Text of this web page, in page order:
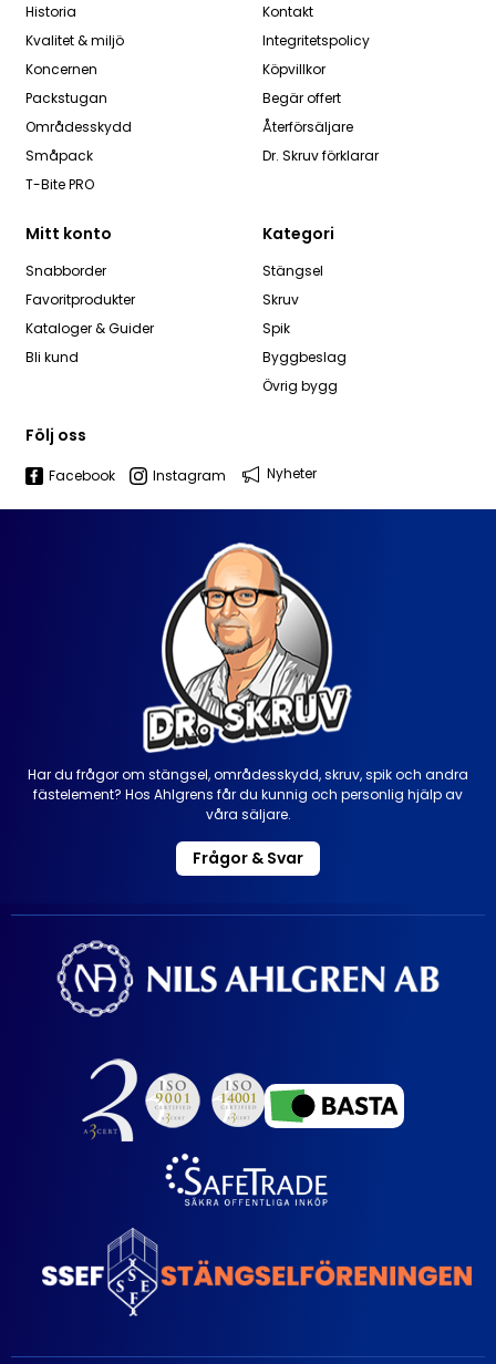
Historia
Kvalitet & miljö
Koncernen
Packstugan
Områdesskydd
Småpack
T-Bite PRO
Kontakt
Integritetspolicy
Köpvillkor
Begär offert
Återförsäljare
Dr. Skruv förklarar
Mitt konto
Snabborder
Favoritprodukter
Kataloger & Guider
Bli kund
Följ oss
Facebook Instagram Nyheter
Kategori
Stängsel
Skruv
Spik
Byggbeslag
Övrig bygg
Har du frågor om stängsel, områdesskydd, skruv, spik och andra
fästelement? Hos Ahlgrens får du kunnig och personlig hjälp av
våra säljare.
Frågor & Svar